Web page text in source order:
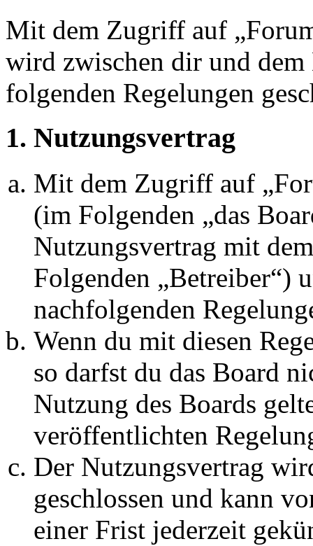
Mit dem Zugriff auf
wird zwischen dir und
folgenden Regelungen
1. Nutzungsvertrag
Mit dem Zugriff auf
(im Folgenden „das
Nutzungsvertrag mit
Folgenden „Betreiber“)
nachfolgenden
Wenn du mit diesen
so darfst du das Board
Nutzung des Boards
veröffentlichten
Der Nutzungsvertrag
geschlossen und kann
einer Frist jederzeit